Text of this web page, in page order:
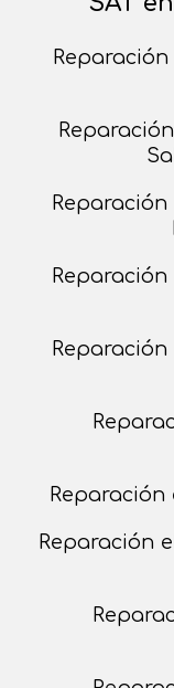
Reparación
Reparación